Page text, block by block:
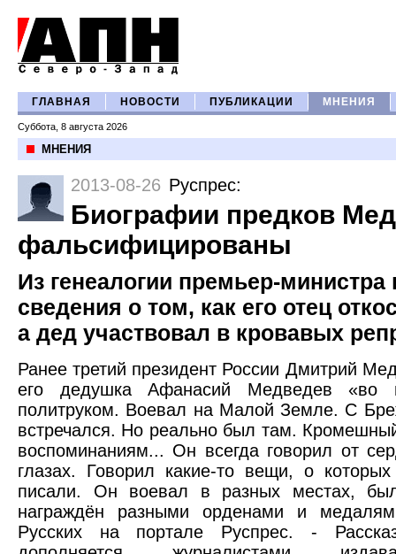
ГЛАВНАЯ НОВОСТИ ПУБЛИКАЦИИ МНЕНИЯ
Суббота, 8 августа 2026
МНЕНИЯ
2013-08-26 Руспрес:
Биографии предков
фальсифицированы
Из генеалогии премьер-
сведения о том, как его отец
а дед участвовал в кровавых
Ранее третий президент России Дмитрий
его дедушка Афанасий Медведев «во
политруком. Воевал на Малой Земле. С
встречался. Но реально был там.
воспоминаниям... Он всегда говорил от
глазах. Говорил какие-то вещи, о
писали. Он воевал в разных местах,
награждён разными орденами и
Русских на портале Руспрес. -